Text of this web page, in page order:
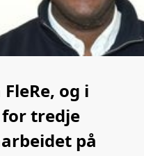
og i
tredje
på